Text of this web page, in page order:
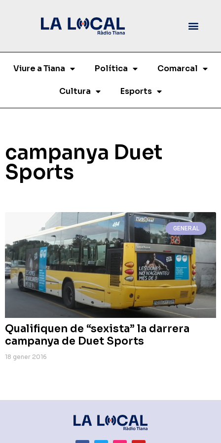
Viure a Tiana Política Comarcal
Cultura Esports
campanya Duet
Sports
GENERAL
Qualifiquen de “sexista” la darrera
campanya de Duet Sports
18 gener 2016